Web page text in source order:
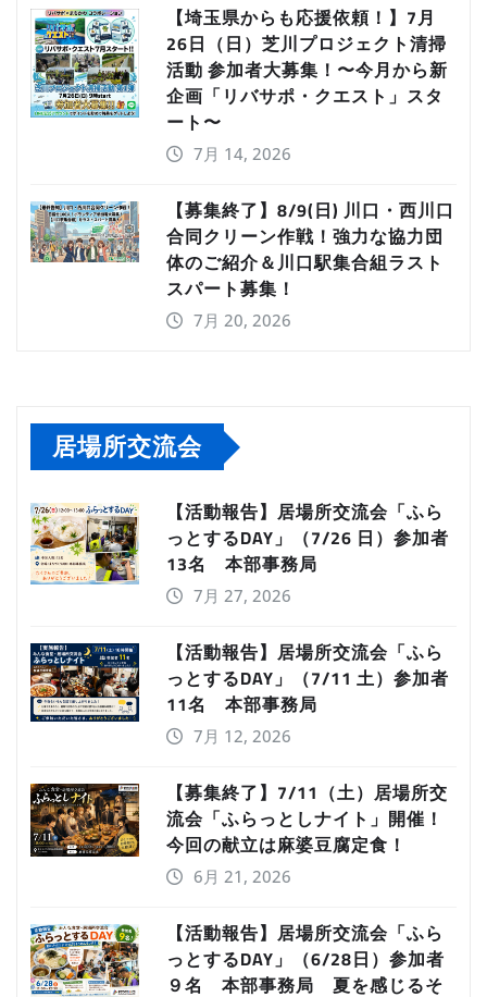
【埼玉県からも応援依頼！】7月
26日（日）芝川プロジェクト清掃
活動 参加者大募集！〜今月から新
企画「リバサポ・クエスト」スタ
ート〜
7月 14, 2026
【募集終了】8/9(日) 川口・西川口
合同クリーン作戦！強力な協力団
体のご紹介＆川口駅集合組ラスト
スパート募集！
7月 20, 2026
居場所交流会
【活動報告】居場所交流会「ふら
っとするDAY」（7/26 日）参加者
13名 本部事務局
7月 27, 2026
【活動報告】居場所交流会「ふら
っとするDAY」（7/11 土）参加者
11名 本部事務局
7月 12, 2026
【募集終了】7/11（土）居場所交
流会「ふらっとしナイト」開催！
今回の献立は麻婆豆腐定食！
6月 21, 2026
【活動報告】居場所交流会「ふら
っとするDAY」（6/28日）参加者
９名 本部事務局 夏を感じるそ